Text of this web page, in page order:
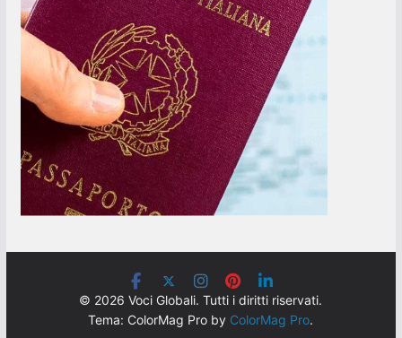
© 2026 Voci Globali. Tutti i diritti riservati.
Tema: ColorMag Pro by ColorMag Pro.